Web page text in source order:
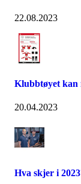
22.08.2023
Klubbtøyet kan
20.04.2023
Hva skjer i